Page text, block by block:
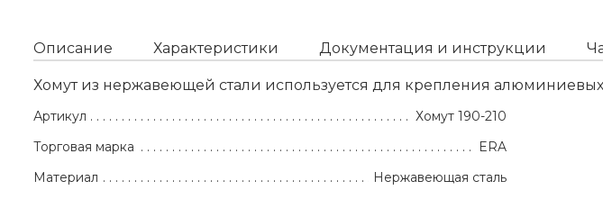
Описание Характеристики Документация и инструкции
Хомут из нержавеющей стали используется для крепления
Артикул
Хомут 190-210
Торговая марка
ERA
Материал
Нержавеющая сталь